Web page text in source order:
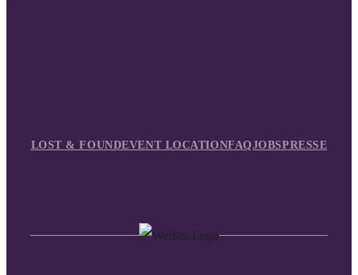
LOST & FOUNDEVENT LOCATIONFAQJOBSPRESSE